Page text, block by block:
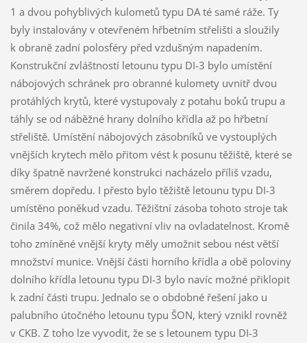
1 a dvou pohyblivých kulometů typu DA té samé ráže. Ty
byly instalovány v otevřeném hřbetním střelišti a sloužily
k obraně zadní polosféry před vzdušným napadením.
Konstrukční zvláštností letounu typu DI-3 bylo umístění
nábojových schránek pro obranné kulomety uvnitř dvou
protáhlých krytů, které vystupovaly z potahu boků trupu a
táhly se od náběžné hrany dolního křídla až po hřbetní
střeliště. Umístění nábojových zásobníků ve vystouplých
vnějších krytech mělo přitom vést k posunu těžiště, které se
díky špatně navržené konstrukci nacházelo příliš vzadu,
směrem dopředu. I přesto bylo těžiště letounu typu DI-3
umístěno poněkud vzadu. Těžištní zásoba tohoto stroje tak
činila 34%, což mělo negativní vliv na ovladatelnost. Kromě
toho zmíněné vnější kryty měly umožnit sebou nést větší
množství munice. Vnější části horního křídla a obě poloviny
dolního křídla letounu typu DI-3 bylo navíc možné přiklopit
k zadní části trupu. Jednalo se o obdobné řešení jako u
palubního útočného letounu typu ŠON, který vznikl rovněž
v CKB. Z toho lze vyvodit, že se s letounem typu DI-3